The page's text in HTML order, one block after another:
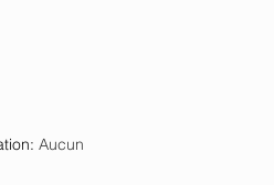
: Aucun